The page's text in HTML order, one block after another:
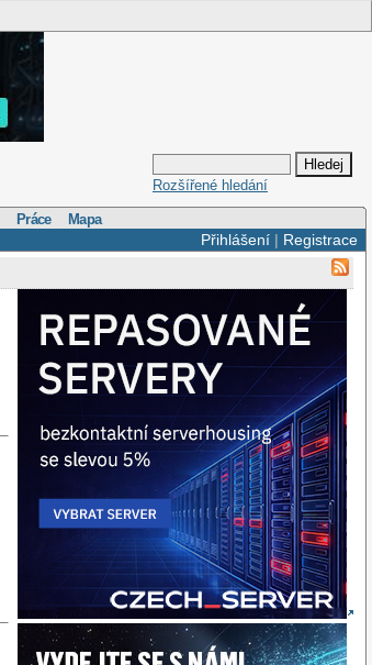
Rozšířené hledání
Práce Mapa
Přihlášení| Registrace